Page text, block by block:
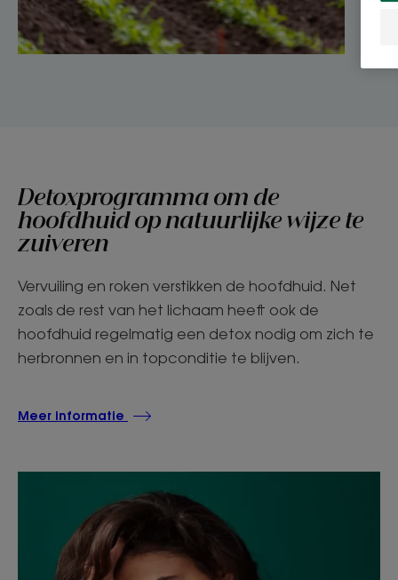
Detoxprogramma om de
hoofdhuid op natuurlijke wijze te
zuiveren
Vervuiling en roken verstikken de hoofdhuid. Net
zoals de rest van het lichaam heeft ook de
hoofdhuid regelmatig een detox nodig om zich te
herbronnen en in topconditie te blijven.
Meer informatie